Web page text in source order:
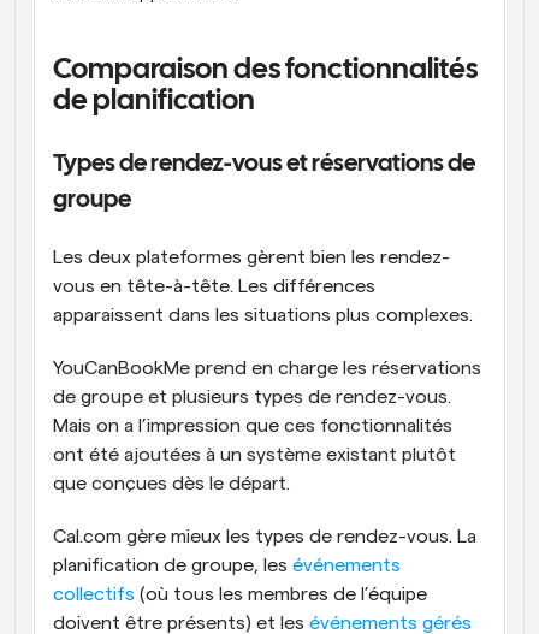
Comparaison des fonctionnalités
de planification
Types de rendez-vous et réservations de
groupe
Les deux plateformes gèrent bien les rendez-
vous en tête-à-tête. Les différences
apparaissent dans les situations plus complexes.
YouCanBookMe prend en charge les réservations
de groupe et plusieurs types de rendez-vous.
Mais on a l’impression que ces fonctionnalités
ont été ajoutées à un système existant plutôt
que conçues dès le départ.
Cal.com gère mieux les types de rendez-vous. La
planification de groupe, les événements
collectifs (où tous les membres de l’équipe
doivent être présents) et les événements gérés